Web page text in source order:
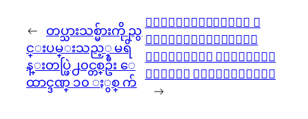
← တပ္သားသစ္မ်ားကို ညွ
င္းပမ္းသည့္ မရိ
န္းတပ္ဖြဲ႕၀င္တစ္ဦး ေ
ထာင္ဒဏ္ ၁၀ ႏွစ္ က်
၀ါေဆာျမိဳ႕တြင္ အ
မ်ိဳးသားေရး၀ါဒီ
မ်ားႏွင့္ ဖက္ဆစ္၀ါ
ဒီမ်ား ခ်ီတက္ဆႏၵျပ
→